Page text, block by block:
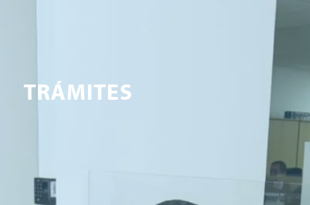
TRÁMITES